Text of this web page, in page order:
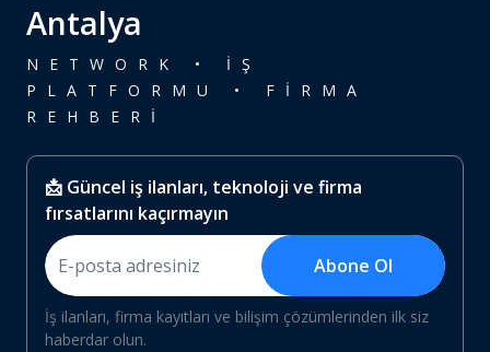
Antalya
NETWORK • İŞ
PLATFORMU • FİRMA
REHBERİ
📩 Güncel iş ilanları, teknoloji ve firma
fırsatlarını kaçırmayın
Abone Ol
İş ilanları, firma kayıtları ve bilişim çözümlerinden ilk siz
haberdar olun.